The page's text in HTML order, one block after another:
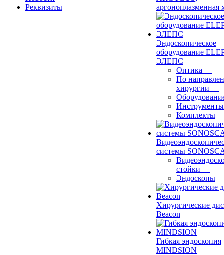
Реквизиты
аргоноплазменная
Эндоскопическое
оборудование
ЭЛЕПС
Оптика —
По
хирургии —
Инструменты
Комплекты
системы
стойки —
Эндоскопы
Хирургические
Beacon
Гибкая эндоскопия
MINDSION